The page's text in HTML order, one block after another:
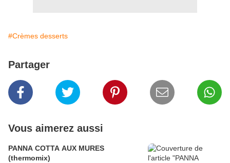
#Crèmes desserts
Partager
Vous aimerez aussi
PANNA COTTA AUX MURES
(thermomix)